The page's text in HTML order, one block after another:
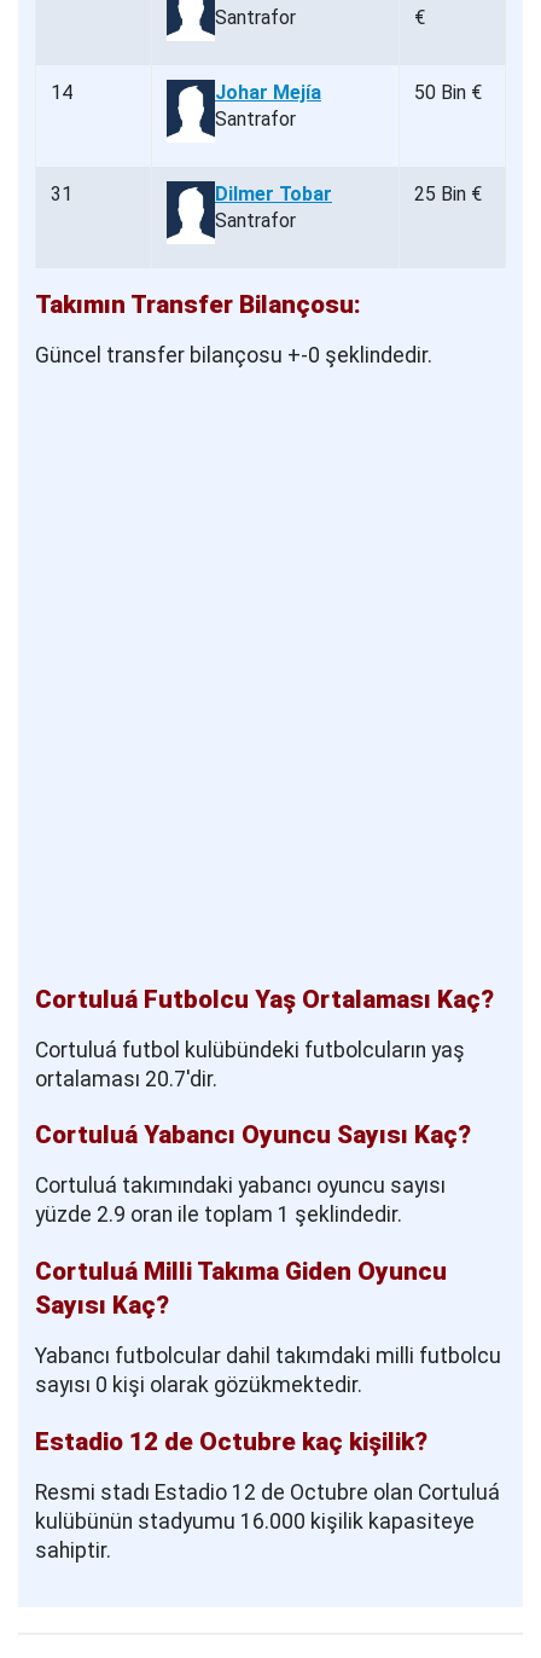
Santrafor
€
14
Johar Mejía
Santrafor
50 Bin €
31
Dilmer Tobar
Santrafor
25 Bin €
Takımın Transfer Bilançosu:
Güncel transfer bilançosu +-0 şeklindedir.
Cortuluá Futbolcu Yaş Ortalaması Kaç?
Cortuluá futbol kulübündeki futbolcuların yaş
ortalaması 20.7'dir.
Cortuluá Yabancı Oyuncu Sayısı Kaç?
Cortuluá takımındaki yabancı oyuncu sayısı
yüzde 2.9 oran ile toplam 1 şeklindedir.
Cortuluá Milli Takıma Giden Oyuncu
Sayısı Kaç?
Yabancı futbolcular dahil takımdaki milli futbolcu
sayısı 0 kişi olarak gözükmektedir.
Estadio 12 de Octubre kaç kişilik?
Resmi stadı Estadio 12 de Octubre olan Cortuluá
kulübünün stadyumu 16.000 kişilik kapasiteye
sahiptir.